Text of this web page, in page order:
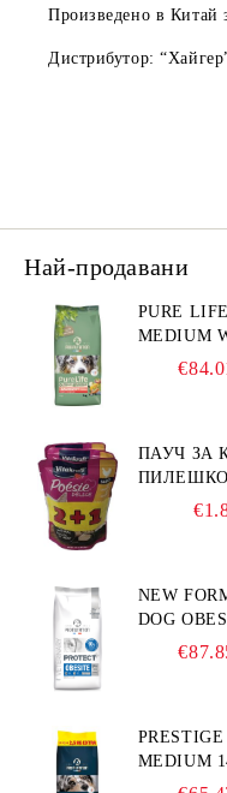
Произведено в Китай
Дистрибутор:
Най-продавани
PURE
MEDIUM
КГ -
ОТ 10 –
БЕЗ
ПАУЧ ЗА
NEW
DOG
MEDIUM
ГРАТИС